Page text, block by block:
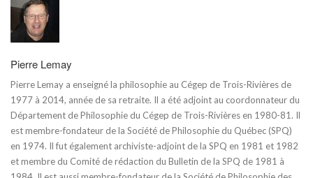
Pierre Lemay
Pierre Lemay a enseigné la philosophie au Cégep de Trois-Rivières de
1977 à 2014, année de sa retraite. Il a été adjoint au coordonnateur du
Département de Philosophie du Cégep de Trois-Rivières en 1980-81. Il
est membre-fondateur de la Société de Philosophie du Québec (SPQ)
en 1974. Il fut également archiviste-adjoint de la SPQ en 1981 et 1982
et membre du Comité de rédaction du Bulletin de la SPQ de 1981 à